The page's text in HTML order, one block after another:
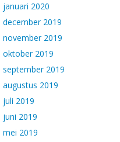
januari 2020
december 2019
november 2019
oktober 2019
september 2019
augustus 2019
juli 2019
juni 2019
mei 2019